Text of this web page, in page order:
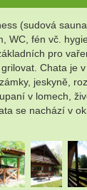
(sudová
fén vč.
pro
Chata je
jeskyně,
v lomech,
se nachází v